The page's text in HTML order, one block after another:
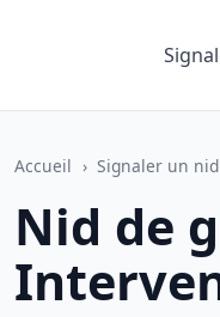
Accueil › Signaler un nid
Nid de